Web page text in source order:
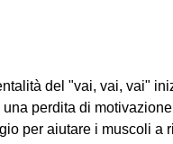
del "vai, vai, vai"
perdita di
per aiutare i muscoli a